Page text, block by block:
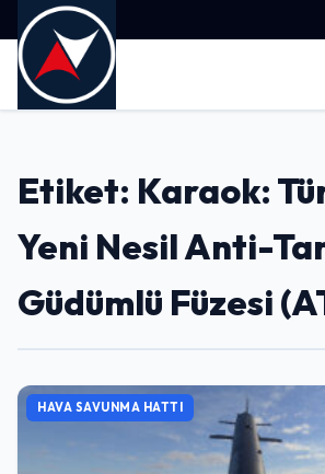
Etiket: Karaok:
Yeni Nesil Anti-
Güdümlü Füzesi
HAVA SAVUNMA HATTI